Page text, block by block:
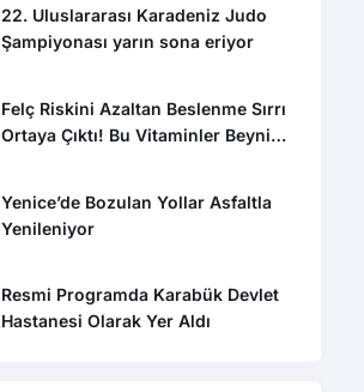
22. Uluslararası Karadeniz Judo
Şampiyonası yarın sona eriyor
Felç Riskini Azaltan Beslenme Sırrı
Ortaya Çıktı! Bu Vitaminler Beyni
Yenice’de Bozulan Yollar Asfaltla
Yenileniyor
Resmi Programda Karabük Devlet
Hastanesi Olarak Yer Aldı